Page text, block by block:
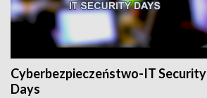
Cyberbezpieczeństwo-IT Security
Days